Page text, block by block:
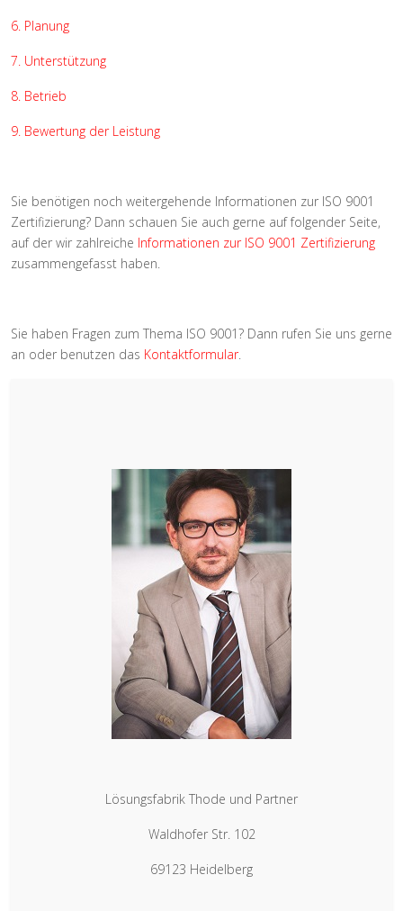
6. Planung
7. Unterstützung
8. Betrieb
9. Bewertung der Leistung
Sie benötigen noch weitergehende Informationen zur ISO 9001
Zertifizierung? Dann schauen Sie auch gerne auf folgender Seite,
auf der wir zahlreiche Informationen zur ISO 9001 Zertifizierung
zusammengefasst haben.
Sie haben Fragen zum Thema ISO 9001? Dann rufen Sie uns gerne
an oder benutzen das Kontaktformular.
Lösungsfabrik Thode und Partner
Waldhofer Str. 102
69123 Heidelberg